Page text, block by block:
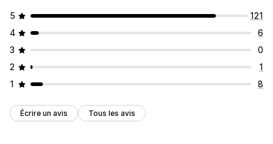
5
121
4
6
3
0
2
1
1
8
Écrire un avis Tous les avis